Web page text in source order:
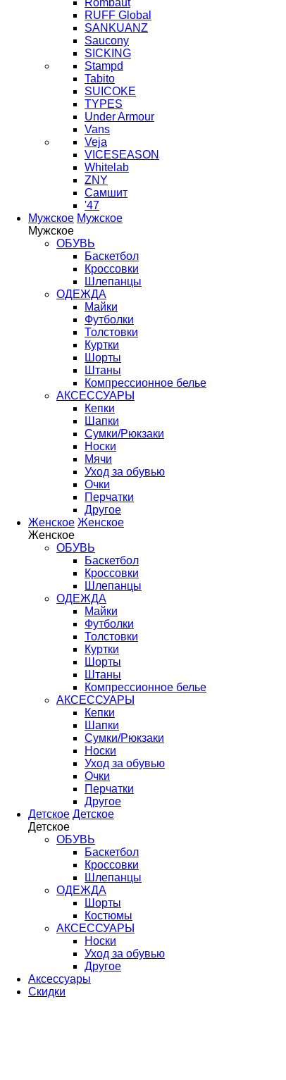
Rombaut
RUFF Global
SANKUANZ
Saucony
SICKING
Stampd
Tabito
SUICOKE
TYPES
Under Armour
Vans
Veja
VICESEASON
Whitelab
ZNY
Самшит
'47
Мужское Мужское
Мужское
ОБУВЬ
Баскетбол
Кроссовки
Шлепанцы
ОДЕЖДА
Майки
Футболки
Толстовки
Куртки
Шорты
Штаны
Компрессионное белье
АКСЕССУАРЫ
Кепки
Шапки
Сумки/Рюкзаки
Носки
Мячи
Уход за обувью
Очки
Перчатки
Другое
Женское Женское
Женское
ОБУВЬ
Баскетбол
Кроссовки
Шлепанцы
ОДЕЖДА
Майки
Футболки
Толстовки
Куртки
Шорты
Штаны
Компрессионное белье
АКСЕССУАРЫ
Кепки
Шапки
Сумки/Рюкзаки
Носки
Уход за обувью
Очки
Перчатки
Другое
Детское Детское
Детское
ОБУВЬ
Баскетбол
Кроссовки
Шлепанцы
ОДЕЖДА
Шорты
Костюмы
АКСЕССУАРЫ
Носки
Уход за обувью
Другое
Аксессуары
Скидки